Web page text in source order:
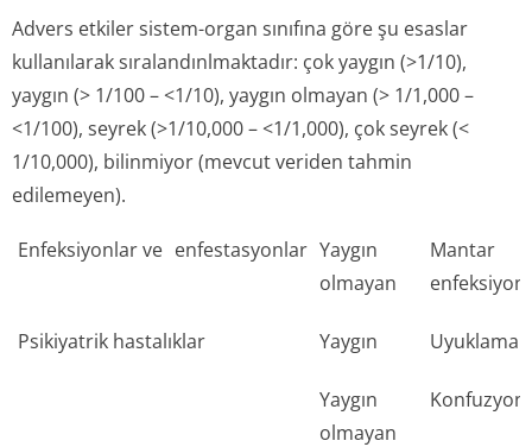
Advers etkiler sistem-organ sınıfına göre şu esaslar
kullanılarak sıralandınlmak­tadır: çok yaygın (>1/10),
yaygın (> 1/100 – <1/10), yaygın olmayan (> 1/1,000 –
<1/100), seyrek (>1/10,000 – <1/1,000), çok seyrek (<
1/10,000), bilinmiyor (mevcut veriden tahmin
edilemeyen).
Enfeksiyonlar ve enfestasyonlar Yaygın
olmayan
Mantar
Psikiyatrik hastalıklar Yaygın Uyuklama
Yaygın
olmayan
Konfuzyon